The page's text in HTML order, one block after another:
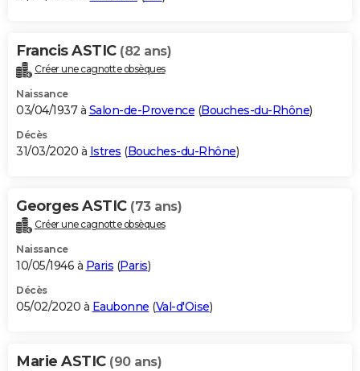
Francis ASTIC (82 ans)
Créer une cagnotte obsèques
Naissance
03/04/1937 à Salon-de-Provence (Bouches-du-Rhône)
Décès
31/03/2020 à Istres (Bouches-du-Rhône)
Georges ASTIC (73 ans)
Créer une cagnotte obsèques
Naissance
10/05/1946 à Paris (Paris)
Décès
05/02/2020 à Eaubonne (Val-d'Oise)
Marie ASTIC (90 ans)